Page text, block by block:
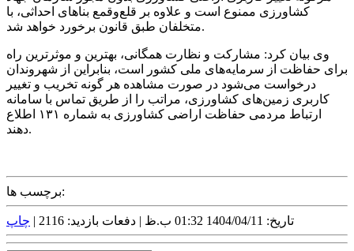
کشاورزی ممنوع است و علاوه بر قلع‌وقمع بناهای احداثی‌،‌ با
متخلفان طبق قانون برخورد خواهد شد.
وی بیان کرد: مشارکت و نظارت همگانی‌،‌ بهترین و موثرترین راه
برای حفاظت از سرمایه‌های ملی کشور است‌،‌ بنابراین از شهروندان
درخواست می‌شود در صورت مشاهده هر گونه تخریب و تغییر
کاربری زمین‌های کشاورزی‌،‌ مراتب را از طریق تماس با سامانه
ارتباط مردمی حفاظت اراضی کشاورزی به شماره ۱۳۱ اطلاع
دهند.
برچسب ها:
تاریخ: 1404/04/11 01:32 ب.ظ | دفعات بازدید: 2116 | چاپ